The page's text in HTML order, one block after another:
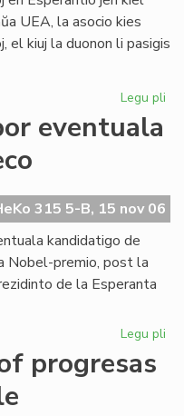
UEA, la asocio kies
el kiuj la duonon li pasigis
Legu pli
sia
eventuala
315 5-B, 15 nov 06
kandidatigo de
Nobel-premio, post la
de la Esperanta
Legu pli
progresas